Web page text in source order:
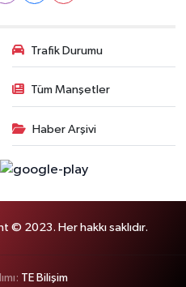
Trafik Durumu
Tüm Manşetler
Haber Arşivi
© 2023. Her hakkı saklıdır.
TE Bilişim